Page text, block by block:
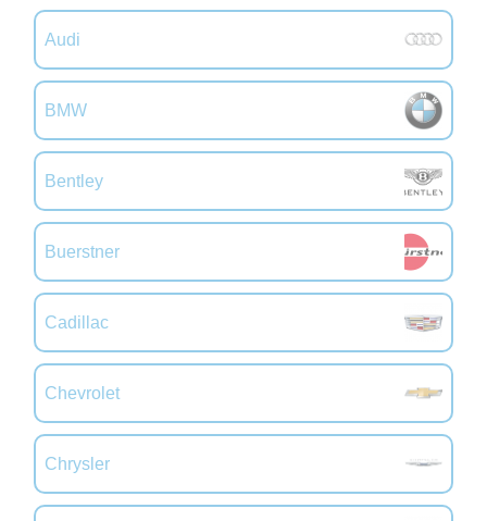
Audi
BMW
Bentley
Buerstner
Cadillac
Chevrolet
Chrysler